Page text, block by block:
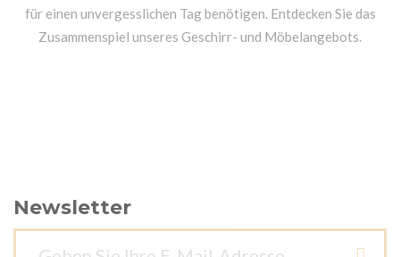
für einen unvergesslichen Tag benötigen. Entdecken Sie das
Zusammenspiel unseres Geschirr- und Möbelangebots.
Newsletter